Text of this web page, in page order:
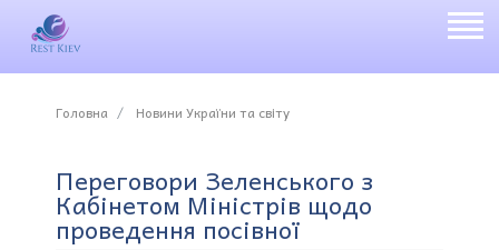
Головна Новини України та світу
Переговори Зеленського з
Кабінетом Міністрів щодо
проведення посівної